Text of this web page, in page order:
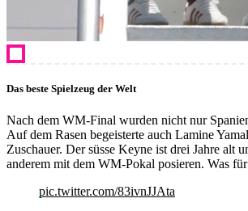
Das beste Spielzeug der Welt
Nach dem WM-Final wurden nicht nur
Auf dem Rasen begeisterte auch Lamine
Zuschauer. Der süsse Keyne ist drei Jahre alt
anderem mit dem WM-Pokal posieren. Was
pic.twitter.com/83ivnJJAta